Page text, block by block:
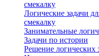
смекалку
Логические задачи
смекалку
Занимательные
Задачи по истории
Решение логических